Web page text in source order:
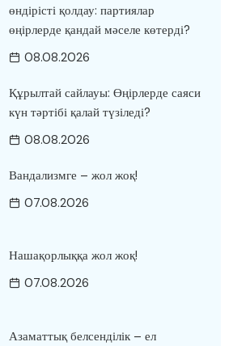
өндірісті қолдау: партиялар
өңірлерде қандай мәселе көтерді?
08.08.2026
Құрылтай сайлауы: Өңірлерде саяси
күн тәртібі қалай түзіледі?
08.08.2026
Вандализмге – жол жоқ!
07.08.2026
Нашақорлыққа жол жоқ!
07.08.2026
Азаматтық белсенділік – ел